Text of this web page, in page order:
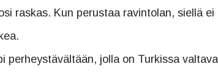
raskas. Kun perustaa ravintolan, siellä
perheystävältään, jolla on Turkissa